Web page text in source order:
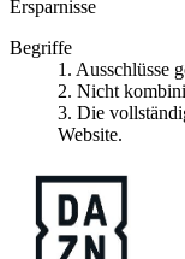
Ersparnisse
Begriffe
1. Ausschlüsse
2. Nicht
3. Die
Website.